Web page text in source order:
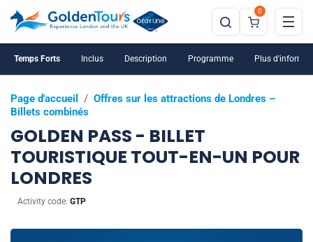
0
Page d'accueil / Offres sur les attractions de Londres –
Billets combinés
GOLDEN PASS - BILLET
TOURISTIQUE TOUT-EN-UN POUR
LONDRES
Activity code: GTP
Temps Forts Inclus Description Programme Plus